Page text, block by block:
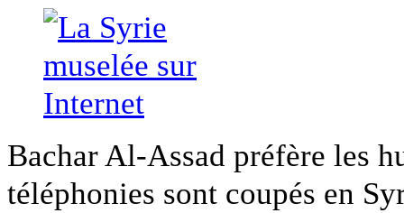
Bachar Al-Assad préfère les
téléphonies sont coupés en